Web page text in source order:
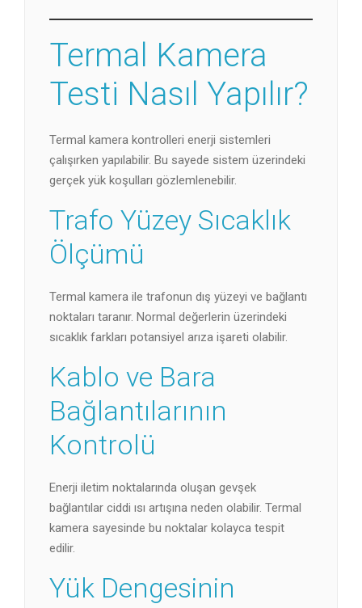
Termal Kamera
Testi Nasıl Yapılır?
Termal kamera kontrolleri enerji sistemleri
çalışırken yapılabilir. Bu sayede sistem üzerindeki
gerçek yük koşulları gözlemlenebilir.
Trafo Yüzey Sıcaklık
Ölçümü
Termal kamera ile trafonun dış yüzeyi ve bağlantı
noktaları taranır. Normal değerlerin üzerindeki
sıcaklık farkları potansiyel arıza işareti olabilir.
Kablo ve Bara
Bağlantılarının
Kontrolü
Enerji iletim noktalarında oluşan gevşek
bağlantılar ciddi ısı artışına neden olabilir. Termal
kamera sayesinde bu noktalar kolayca tespit
edilir.
Yük Dengesinin